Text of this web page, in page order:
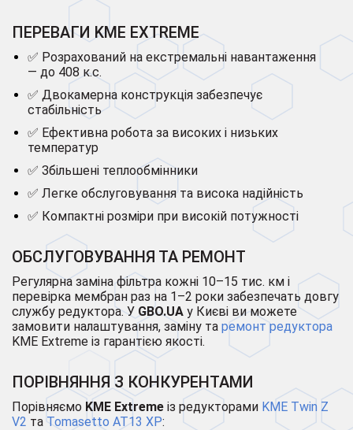
ПЕРЕВАГИ KME EXTREME
✅ Розрахований на екстремальні навантаження
— до 408 к.с.
✅ Двокамерна конструкція забезпечує
стабільність
✅ Ефективна робота за високих і низьких
температур
✅ Збільшені теплообмінники
✅ Легке обслуговування та висока надійність
✅ Компактні розміри при високій потужності
ОБСЛУГОВУВАННЯ ТА РЕМОНТ
Регулярна заміна фільтра кожні 10–15 тис. км і
перевірка мембран раз на 1–2 роки забезпечать довгу
службу редуктора. У GBO.UA у Києві ви можете
замовити налаштування, заміну та ремонт редуктора
KME Extreme із гарантією якості.
ПОРІВНЯННЯ З КОНКУРЕНТАМИ
Порівняємо KME Extreme із редукторами KME Twin Z
V2 та Tomasetto AT13 XP: